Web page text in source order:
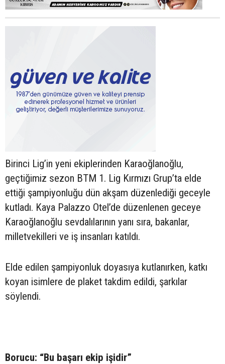
Birinci Lig’in yeni ekiplerinden Karaoğlanoğlu,
geçtiğimiz sezon BTM 1. Lig Kırmızı Grup’ta elde
ettiği şampiyonluğu dün akşam düzenlediği geceyle
kutladı. Kaya Palazzo Otel’de düzenlenen geceye
Karaoğlanoğlu sevdalılarının yanı sıra, bakanlar,
milletvekilleri ve iş insanları katıldı.
Elde edilen şampiyonluk doyasıya kutlanırken, katkı
koyan isimlere de plaket takdim edildi, şarkılar
söylendi.
Borucu: “Bu başarı ekip işidir”